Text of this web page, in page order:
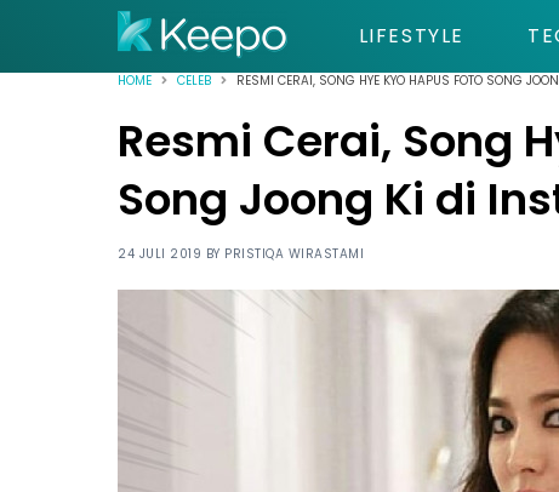
LIFESTYLE
HOME CELEB RESMI CERAI, SONG HYE KYO HAPUS FOTO SONG
Resmi Cerai, Song
Song Joong Ki di
24 JULI 2019 BY PRISTIQA WIRASTAMI